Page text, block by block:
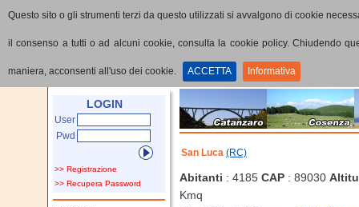
Questo sito o gli strumenti terzi da questo utilizzati si avvalgono di cookie
il consenso a tutti o ad alcuni cookie, consulta la cookie policy. Chiudendo
maniera, acconsenti all'uso dei cookie. ACCETTA Informativa
LOGIN
User
Pwd
>> Registrazione
>> Recupera Password
San Luca (RC)
Abitanti : 4185 CAP : 89030
Kmq